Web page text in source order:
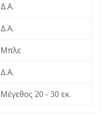
Δ.Α.
Δ.Α.
Μπλε
Δ.Α.
Μέγεθος 20 - 30 εκ.